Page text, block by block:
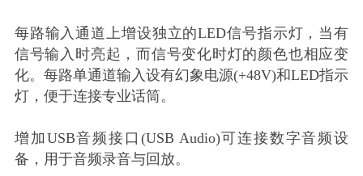
每路输入通道上增设独立的LED信号指示灯，当有
信号输入时亮起，而信号变化时灯的颜色也相应变
化。每路单通道输入设有幻象电源(+48V)和LED指示
灯，便于连接专业话筒。
增加USB音频接口(USB Audio)可连接数字音频设
备，用于音频录音与回放。